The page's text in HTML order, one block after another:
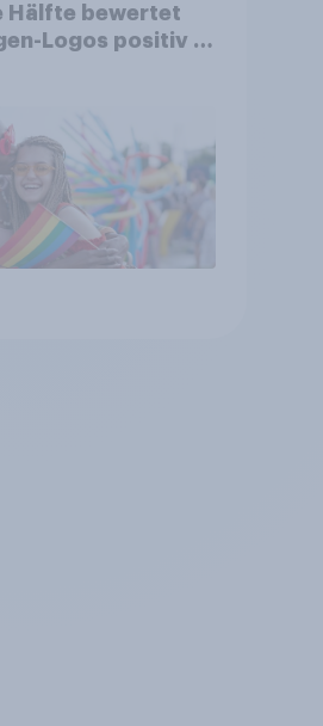
Hälfte bewertet
Logos positiv –